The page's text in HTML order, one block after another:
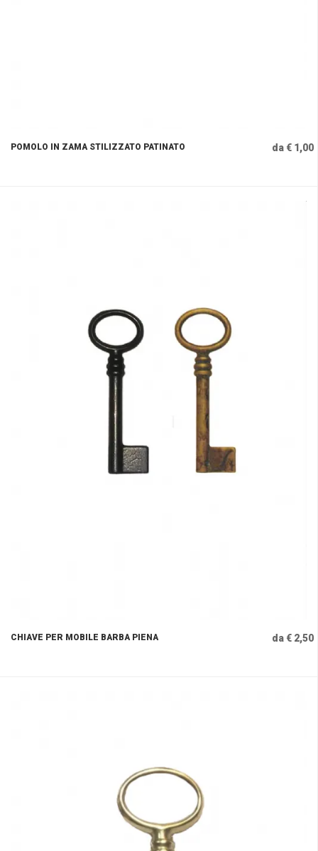
POMOLO IN ZAMA STILIZZATO PATINATO da € 1,00
CHIAVE PER MOBILE BARBA PIENA da € 2,50